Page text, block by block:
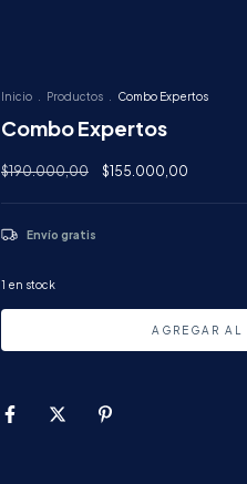
Inicio Productos Combo Expertos
Combo Expertos
$190.000,00 $155.000,00
Envío gratis
1 en stock